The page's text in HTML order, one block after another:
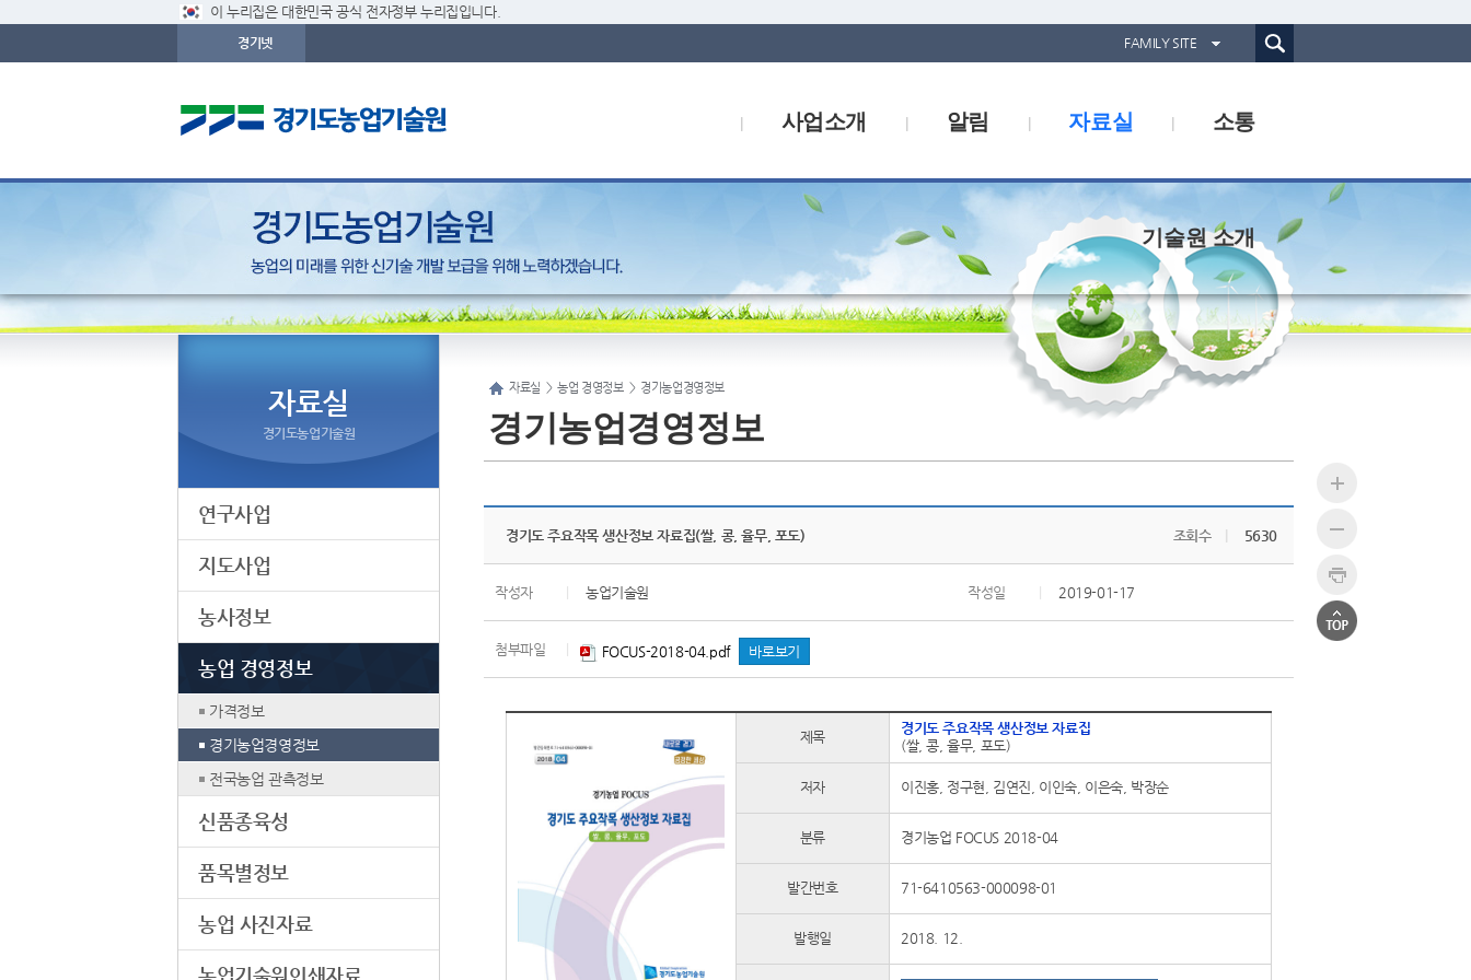
이 누리집은 대한민국 공식 전자정부 누리집입니다.
경기넷 FAMILY SITE
경기도동물위생시험소
경기해양수산자원연구소
통합검색(웹)
소통
자료실
알림
사업소개
기술원 소개
자료실 > 농업 경영정보 > 경기농업경영정보
경기농업경영정보
경기도 주요작목 생산정보 자료집(쌀, 콩, 율무, 포도) 조회수 5630
작성자 농업기술원 작성일 2019-01-17
첨부파일 FOCUS-2018-04.pdf 바로보기
제목
경기도 주요작목 생산정보 자료집
(쌀, 콩, 율무, 포도)
저자 이진홍, 정구현, 김연진, 이인숙, 이은숙, 박장순
분류 경기농업 FOCUS 2018-04
발간번호 71-6410563-000098-01
발행일 2018. 12.
경기도농업기술원
자료실
연구사업
지도사업
농사정보
농업 경영정보
가격정보
경기농업경영정보
전국농업 관측정보
신품종육성
품목별정보
농업 사진자료
농업기술원인쇄자료